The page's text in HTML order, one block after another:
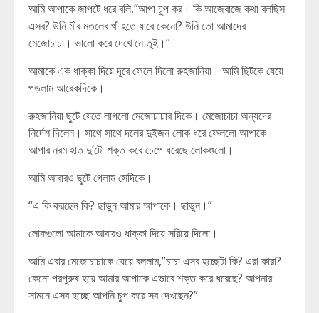
আমি আপাকে জাপটে ধরে বলি,”আপা চুপ কর। কি আজেবাজে কথা বলছিস
এসব? উনি মীর মতলেব খাঁ হতে যাবে কেনো? উনি তো আমাদের
মেজোচাচা। ভালো করে দেখে নে তুই।”
আমাকে এক ধাক্কা দিয়ে দূরে ফেলে দিলো রুহজানিয়া। আমি ছিটকে যেয়ে
পড়লাম আরেকদিকে।
রুহজানিয়া ছুটে যেতে লাগলো মেজোচাচার দিকে। মেজোচাচা অন্যদের
নির্দেশ দিলেন। সাথে সাথে দলের দুইজন লোক ধরে ফেললো আপাকে।
আপার নরম হাত দু’টো শক্ত করে চেপে ধরেছে লোকগুলো।
আমি আবারও ছুটে গেলাম সেদিকে।
“এ কি করছেন কি? ছাড়ুন আমার আপাকে। ছাড়ুন।”
লোকগুলো আমাকে আবারও ধাক্কা দিয়ে সরিয়ে দিলো।
আমি এবার মেজোচাচাকে যেয়ে বললাম,”চাচা এসব হচ্ছেটা কি? এরা কারা?
কেনো পরপুরুষ হয়ে আমার আপাকে এভাবে শক্ত করে ধরেছে? আপনার
সামনে এসব হচ্ছে আপনি চুপ করে সব দেখছেন?”